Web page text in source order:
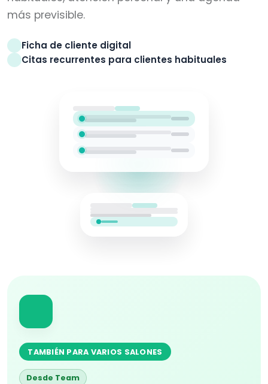
más previsible.
Ficha de cliente digital
Citas recurrentes para clientes habituales
TAMBIÉN PARA VARIOS SALONES
Desde Team